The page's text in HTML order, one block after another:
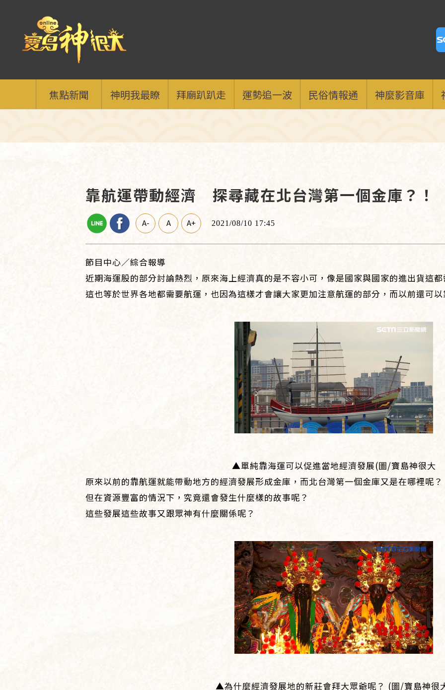
焦點新聞 神明我最瞭 拜廟趴趴走 運勢追一波 民俗情報通 神麼影音庫
靠航運帶動經濟 探尋藏在北台灣第一個金庫？！
A- A A+ 2021/08/10 17:45
節目中心／綜合報導
近期海運股的部分討論熱烈，原來海上經濟真的是不容小可，像是國家與國家的進出貨這
這也等於世界各地都需要航運，也因為這樣才會讓大家更加注意航運的部分，而以前還可
▲單純靠海運可以促進當地經濟發展(圖/寶島神很大
原來以前的靠航運就能帶動地方的經濟發展形成金庫，而北台灣第一個金庫又是在哪裡呢？
但在資源豐富的情況下，究竟還會發生什麼樣的故事呢？
這些發展這些故事又跟眾神有什麼關係呢？
▲為什麼經濟發展地的新莊會拜大眾爺呢？ (圖/寶島神很